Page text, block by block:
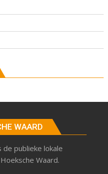
WAARD
publieke lokale
Waard.